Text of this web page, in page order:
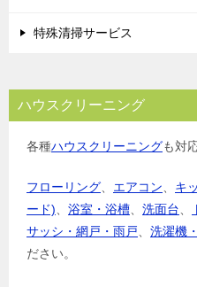
特殊清掃サービス
ハウスクリーニング
各種ハウスクリーニングも対
フローリング エアコン キ
ード)
浴室・浴槽 洗面台
サッシ・網戸・雨戸
洗濯機
ださい。